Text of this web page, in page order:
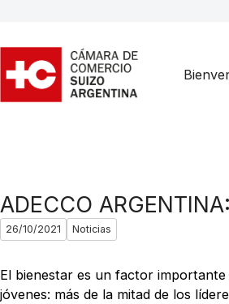
ADECCO
26/10/2021 Noticias
El bienestar es un factor
jóvenes: más de la mitad de los